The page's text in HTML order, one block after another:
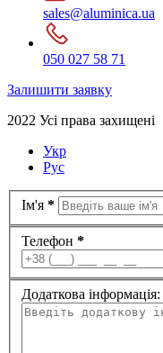
sales@aluminica.ua
050 027 58 71
Залишити заявку
2022 Усі права захищені
Укр
Рус
Ім'я *
Телефон *
Додаткова інформація: